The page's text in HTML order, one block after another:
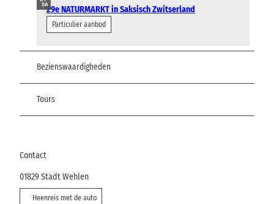
SA29e NATURMARKT in Saksisch Zwitserland
Particulier aanbod
Bezienswaardigheden
Tours
Contact
01829Stadt Wehlen
Heenreis met de auto